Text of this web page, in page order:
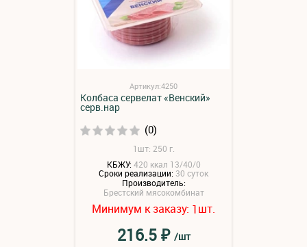
Артикул:4250
Колбаса сервелат «Венский»
серв.нар
(0)
1шт: 250 г.
КБЖУ: 420 ккал 13/40/0
Сроки реализации: 30 суток
Производитель:
Брестский мясокомбинат
Минимум к заказу: 1шт.
216.5₽ /шт